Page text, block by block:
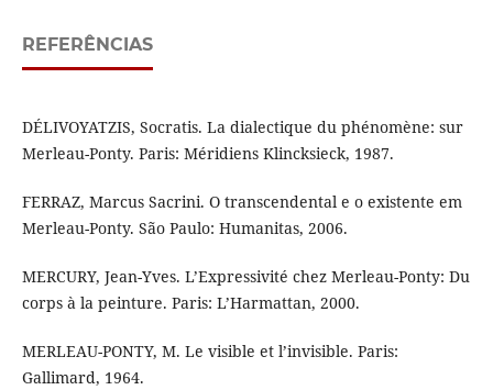
REFERÊNCIAS
DÉLIVOYATZIS, Socratis. La dialectique du phénomène: sur
Merleau-Ponty. Paris: Méridiens Klincksieck, 1987.
FERRAZ, Marcus Sacrini. O transcendental e o existente em
Merleau-Ponty. São Paulo: Humanitas, 2006.
MERCURY, Jean-Yves. L’Expressivité chez Merleau-Ponty: Du
corps à la peinture. Paris: L’Harmattan, 2000.
MERLEAU-PONTY, M. Le visible et l’invisible. Paris:
Gallimard, 1964.